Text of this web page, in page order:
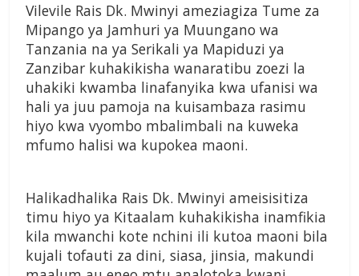
Vilevile Rais Dk. Mwinyi ameziagiza Tume za
Mipango ya Jamhuri ya Muungano wa
Tanzania na ya Serikali ya Mapiduzi ya
Zanzibar kuhakikisha wanaratibu zoezi la
uhakiki kwamba linafanyika kwa ufanisi wa
hali ya juu pamoja na kuisambaza rasimu
hiyo kwa vyombo mbalimbali na kuweka
mfumo halisi wa kupokea maoni.
Halikadhalika Rais Dk. Mwinyi ameisisitiza
timu hiyo ya Kitaalam kuhakikisha inamfikia
kila mwanchi kote nchini ili kutoa maoni bila
kujali tofauti za dini, siasa, jinsia, makundi